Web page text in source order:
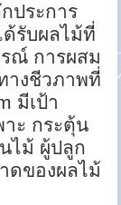
ประการ
รับผลไม้ที่
ณ์ การผสม
างชีวภาพที่
มีเป้า
ะ กระตุ้น
ไม้ ผู้ปลูก
ดของผลไม้